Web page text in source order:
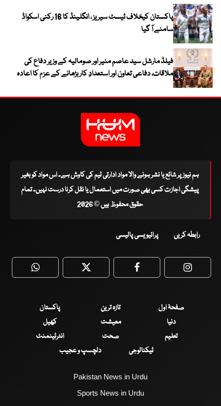
پاکستان کیخلاف ٹیسٹ سیریز ، انگلینڈ کا 16 رکنی اسکواڈ
سامنے آ گیا
فیلڈ مارشل سید عاصم منیر اور صومالیہ کے وزیر دفاع کی
ملاقات، دفاعی تعاون اور استعدادِ کار بڑھانے کے عزم کا اعادہ
ہم نیوز پر شائع یا نشر ہونے والا مواد ادارتی ٹیم کی کاوش ہے۔ اس مواد کو بغیر
پیشگی اجازت کسی بھی صورت میں استعمال یا نقل کرنا درست نہیں۔ تمام
حقوق محفوظ ہیں © 2026
رابطہ کریں پرائیویسی پالیسی
WhatsApp Twitter Facebook
صفحۂ اول تازہ ترین
پاکستان
دنیا
معیشت
کھیل
تعلیم
صحت
انٹرٹینمنٹ
ٹیکنالوجی
دلچسپ و عجیب
Pakistan News in Urdu
Sports News in Urdu